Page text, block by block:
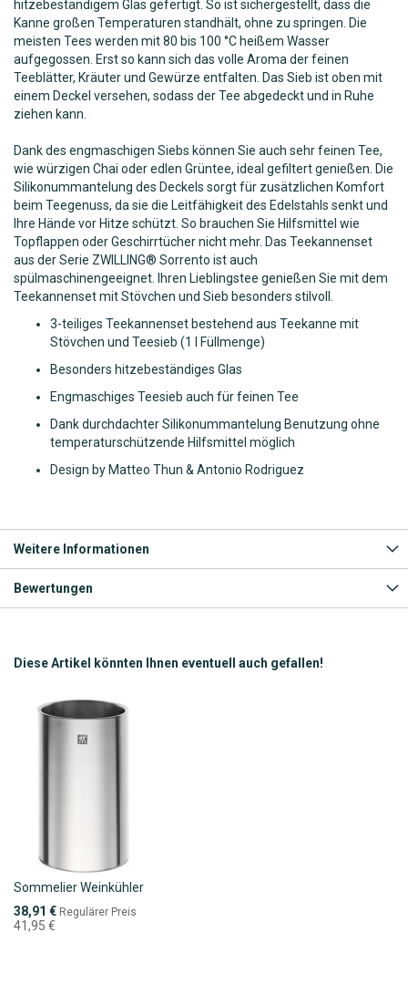
hitzebeständigem Glas gefertigt. So ist sichergestellt, dass die
Kanne großen Temperaturen standhält, ohne zu springen. Die
meisten Tees werden mit 80 bis 100 °C heißem Wasser
aufgegossen. Erst so kann sich das volle Aroma der feinen
Teeblätter, Kräuter und Gewürze entfalten. Das Sieb ist oben mit
einem Deckel versehen, sodass der Tee abgedeckt und in Ruhe
ziehen kann.
Dank des engmaschigen Siebs können Sie auch sehr feinen Tee,
wie würzigen Chai oder edlen Grüntee, ideal gefiltert genießen. Die
Silikonummantelung des Deckels sorgt für zusätzlichen Komfort
beim Teegenuss, da sie die Leitfähigkeit des Edelstahls senkt und
Ihre Hände vor Hitze schützt. So brauchen Sie Hilfsmittel wie
Topflappen oder Geschirrtücher nicht mehr. Das Teekannenset
aus der Serie ZWILLING® Sorrento ist auch
spülmaschinengeeignet. Ihren Lieblingstee genießen Sie mit dem
Teekannenset mit Stövchen und Sieb besonders stilvoll.
3-teiliges Teekannenset bestehend aus Teekanne mit
Stövchen und Teesieb (1 l Füllmenge)
Besonders hitzebeständiges Glas
Engmaschiges Teesieb auch für feinen Tee
Dank durchdachter Silikonummantelung Benutzung ohne
temperaturschützende Hilfsmittel möglich
Design by Matteo Thun & Antonio Rodriguez
Weitere Informationen
Bewertungen
Diese Artikel könnten Ihnen eventuell auch gefallen!
Sommelier Weinkühler
Sonderpreis
38,91 € Regulärer Preis
41,95 €